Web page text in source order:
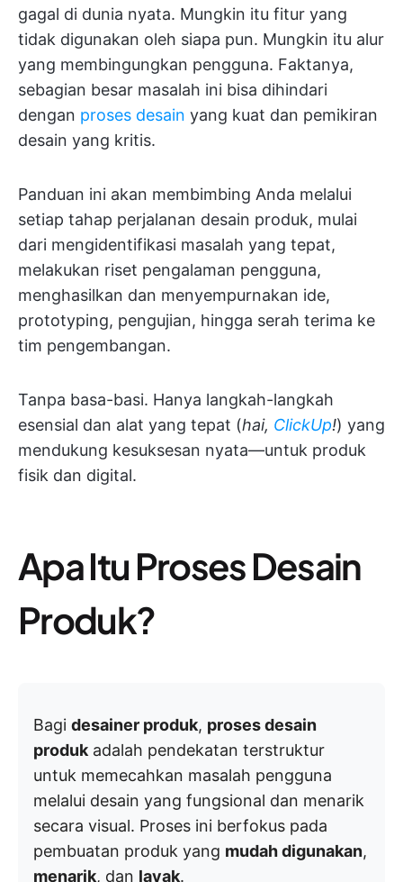
gagal di dunia nyata. Mungkin itu fitur yang
tidak digunakan oleh siapa pun. Mungkin itu alur
yang membingungkan pengguna. Faktanya,
sebagian besar masalah ini bisa dihindari
dengan proses desain yang kuat dan pemikiran
desain yang kritis.
Panduan ini akan membimbing Anda melalui
setiap tahap perjalanan desain produk, mulai
dari mengidentifikasi masalah yang tepat,
melakukan riset pengalaman pengguna,
menghasilkan dan menyempurnakan ide,
prototyping, pengujian, hingga serah terima ke
tim pengembangan.
Tanpa basa-basi. Hanya langkah-langkah
esensial dan alat yang tepat (hai, ClickUp!) yang
mendukung kesuksesan nyata—untuk produk
fisik dan digital.
Apa Itu Proses Desain
Produk?
Bagi desainer produk, proses desain
produk adalah pendekatan terstruktur
untuk memecahkan masalah pengguna
melalui desain yang fungsional dan menarik
secara visual. Proses ini berfokus pada
pembuatan produk yang mudah digunakan,
menarik, dan layak.